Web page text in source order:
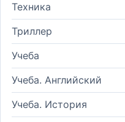
Техника
Триллер
Учеба
Учеба. Английский
Учеба. История